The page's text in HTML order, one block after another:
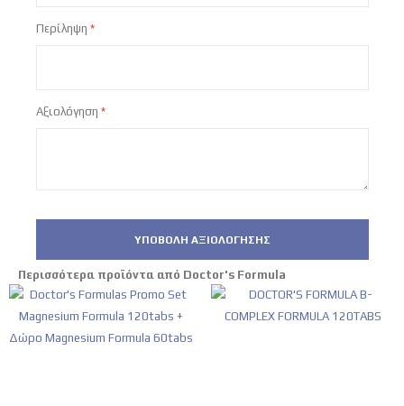
Περίληψη
Αξιολόγηση
ΥΠΟΒΟΛΉ ΑΞΙΟΛΌΓΗΣΗΣ
Περισσότερα προϊόντα από Doctor's Formula